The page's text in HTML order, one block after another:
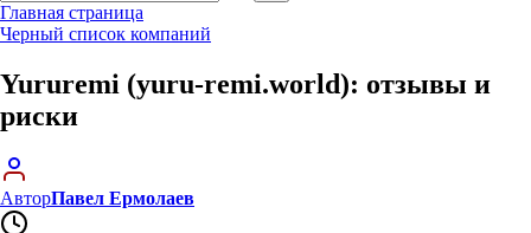
Главная страница
Черный список компаний
Yururemi (yuru-remi.world): отзывы и
риски
АвторПавел Ермолаев